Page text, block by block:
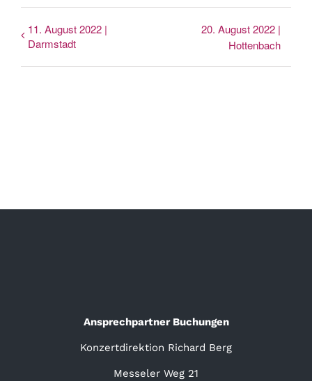
11. August 2022 |
Darmstadt
20. August 2022 |
Hottenbach
Ansprechpartner Buchungen
Konzertdirektion Richard Berg
Messeler Weg 21